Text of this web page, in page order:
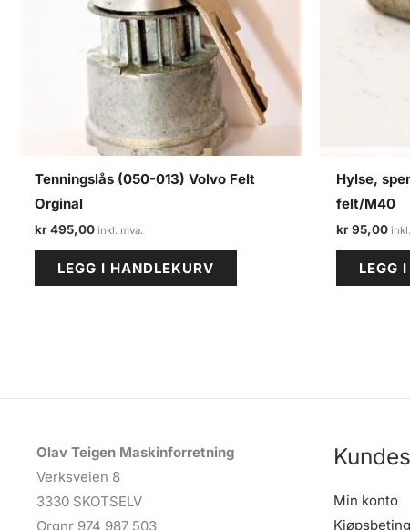
Tenningslås (050-013) Volvo Felt
Orginal
kr495,00
LEGG I HANDLEKURV
Hylse,
felt/M40
kr95,00
LEGG
Olav Teigen Maskinforretning
Verksveien 8
3330 SKOTSELV
Orgnr 974 987 503
Min konto